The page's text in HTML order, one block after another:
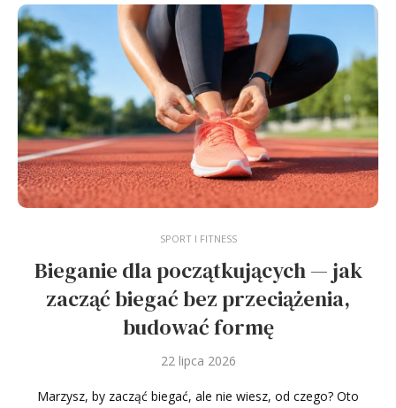
SPORT I FITNESS
Bieganie dla początkujących — jak
zacząć biegać bez przeciążenia,
budować formę
22 lipca 2026
Marzysz, by zacząć biegać, ale nie wiesz, od czego? Oto